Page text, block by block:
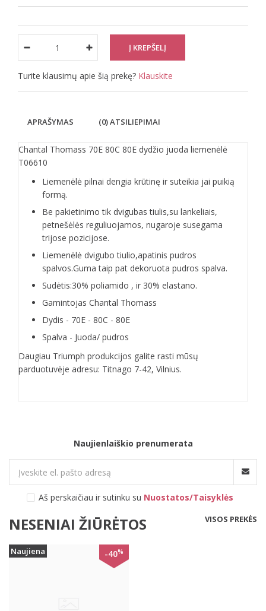
Turite klausimų apie šią prekę? Klauskite
APRAŠYMAS (0) ATSILIEPIMAI
Chantal Thomass 70E 80C 80E dydžio juoda liemenėlė
T06610
Liemenėlė pilnai dengia krūtinę ir suteikia jai puikią
formą.
Be pakietinimo tik dvigubas tiulis,su lankeliais,
petnešėlės reguliuojamos, nugaroje susegama
trijose pozicijose.
Liemenėlė dvigubo tiulio,apatinis pudros
spalvos.Guma taip pat dekoruota pudros spalva.
Sudėtis:30% poliamido , ir 30% elastano.
Gamintojas Chantal Thomass
Dydis - 70E - 80C - 80E
Spalva - Juoda/ pudros
Daugiau Triumph produkcijos galite rasti mūsų
parduotuvėje adresu: Titnago 7-42, Vilnius.
Naujienlaiškio prenumerata
Aš perskaičiau ir sutinku su Nuostatos/Taisyklės
NESENIAI ŽIŪRĖTOS VISOS PREKĖS
Naujiena -40%